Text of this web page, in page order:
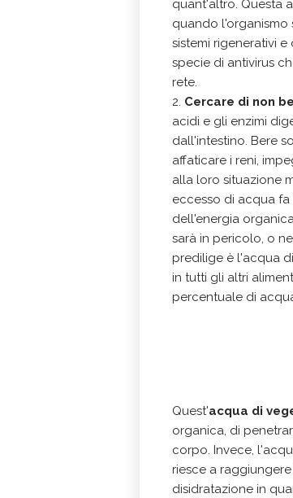
quant'altro. Questa
quando l'organismo
sistemi rigenerativi
specie di antivirus
rete.
2. Cercare di non
acidi e gli enzimi
dall'intestino. Bere
affaticare i reni,
alla loro situazione
eccesso di acqua fa
dell'energia
sarà in pericolo, o
predilige è l'acqua
in tutti gli altri
percentuale di
Quest'acqua di
organica, di
corpo. Invece,
riesce a
disidratazione in